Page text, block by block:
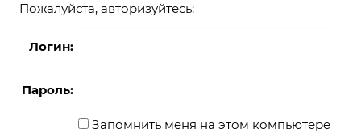
Пожалуйста, авторизуйтесь:
Логин:
Пароль:
Запомнить меня на этом компьютере